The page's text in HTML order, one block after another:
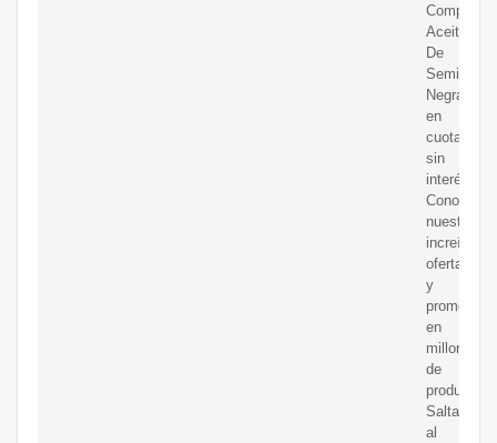
Compre
Aceite
De
Semilla
Negra
en
cuotas
sin
interés!
Conozca
nuestras
increíbles
ofertas
y
en
millones
de
productos.
Saltar
al